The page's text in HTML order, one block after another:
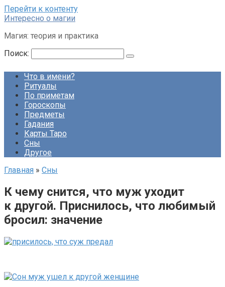
Перейти к контенту
Интересно о магии
Магия: теория и практика
Поиск:
Что в имени?
Ритуалы
По приметам
Гороскопы
Предметы
Гадания
Карты Таро
Сны
Другое
Главная » Сны
К чему снится, что муж уходит
к другой. Приснилось, что любимый
бросил: значение